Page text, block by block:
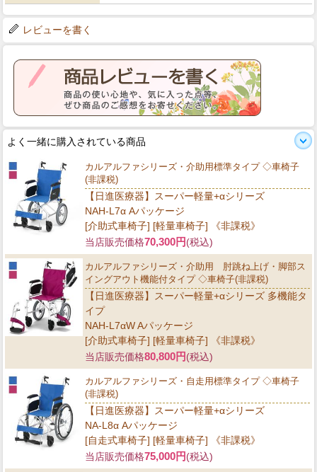
レビューを書く
よく一緒に購入されている商品
カルアルファシリーズ・介助用標準タイプ ◇車椅子
(非課税)
【日進医療器】スーパー軽量+αシリーズ
NAH-L7α Aパッケージ
[介助式車椅子] [軽量車椅子] 《非課税》
当店販売価格70,300円(税込)
カルアルファシリーズ・介助用 肘跳ね上げ・脚部ス
イングアウト機能付タイプ ◇車椅子(非課税)
【日進医療器】スーパー軽量+αシリーズ 多機能タ
イプ
NAH-L7αW Aパッケージ
[介助式車椅子] [軽量車椅子] 《非課税》
当店販売価格80,800円(税込)
カルアルファシリーズ・自走用標準タイプ ◇車椅子
(非課税)
【日進医療器】スーパー軽量+αシリーズ
NA-L8α Aパッケージ
[自走式車椅子] [軽量車椅子] 《非課税》
当店販売価格75,000円(税込)